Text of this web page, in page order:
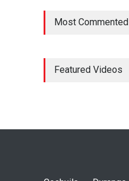
Most Commented
Featured Videos